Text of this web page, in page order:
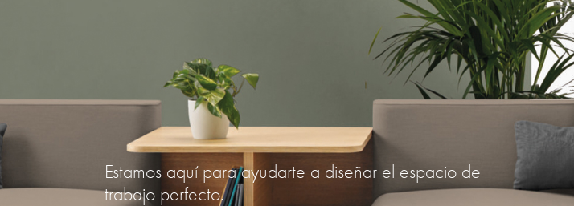
Estamos aquí para ayudarte a diseñar el espacio de
trabajo perfecto.